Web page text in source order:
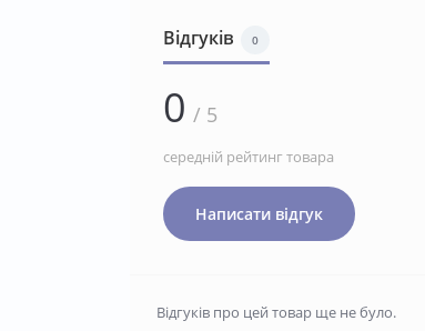
Відгуків 0
0 / 5
середній рейтинг товара
Написати відгук
Відгуків про цей товар ще не було.